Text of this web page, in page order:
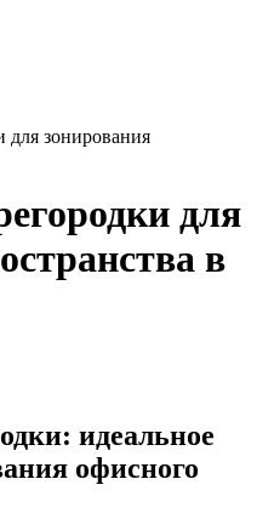
для зонирования
для
в
идеальное
офисного